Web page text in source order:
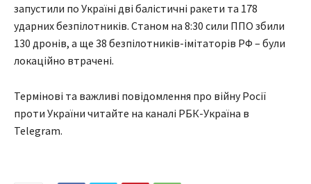
запустили по Україні дві балістичні ракети та 178
ударних безпілотників. Станом на 8:30 сили ППО збили
130 дронів, а ще 38 безпілотників-імітаторів РФ – були
локаційно втрачені.
Термінові та важливі повідомлення про війну Росії
проти України читайте на каналі РБК-Україна в
Telegram.